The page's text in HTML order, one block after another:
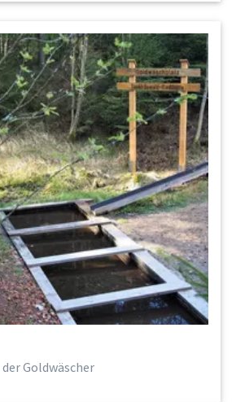
Goldwäscher